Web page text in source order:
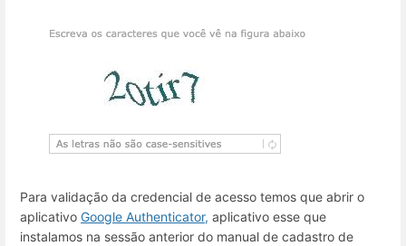
Para validação da credencial de acesso temos que abrir o
aplicativo Google Authenticator, aplicativo esse que
instalamos na sessão anterior do manual de cadastro de